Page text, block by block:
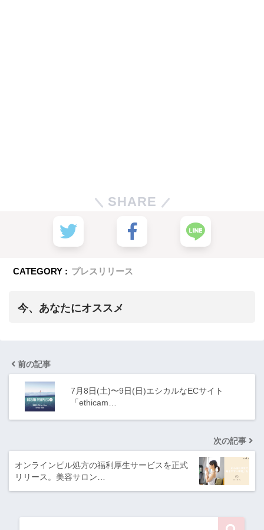
SHARE
CATEGORY : プレスリリース
今、あなたにオススメ
前の記事
7月8日(土)〜9日(日)エシカルなECサイト
「ethicam…
次の記事
オンラインピル処方の福利厚生サービスを正式
リリース。美容サロン…